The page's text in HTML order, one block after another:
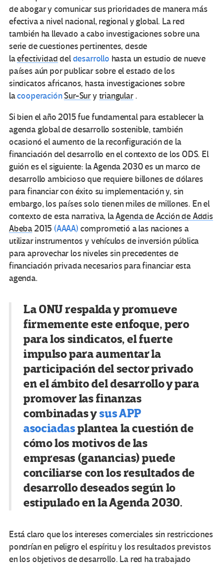
de abogar y comunicar sus prioridades de manera más
efectiva a nivel nacional, regional y global. La red
también ha llevado a cabo investigaciones sobre una
serie de cuestiones pertinentes, desde
laefectividaddeldesarrollo hasta un estudio de nueve
países aún por publicar sobre el estado de los
sindicatos africanos, hasta investigaciones sobre
lacooperaciónSur-Sury triangular.
Si bien el año 2015 fue fundamental para establecer la
agenda global de desarrollo sostenible, también
ocasionó el aumento de la reconfiguración de la
financiación del desarrollo en el contexto de los ODS. El
guión es el siguiente: la Agenda 2030 es un marco de
desarrollo ambicioso que requiere billones de dólares
para financiar con éxito su implementación y, sin
embargo, los países solo tienen miles de millones. En el
contexto de esta narrativa, laAgenda de Acción de Addis
Abeba2015(AAAA)comprometió a las naciones a
utilizar instrumentos y vehículos de inversión pública
para aprovechar los niveles sin precedentes de
financiación privada necesarios para financiar esta
agenda.
La ONU respalda y promueve
firmemente este enfoque, pero
para los sindicatos, el fuerte
impulso para aumentar la
participación del sector privado
en el ámbito del desarrollo y para
promover las finanzas
combinadas ysus APP
asociadasplantea la cuestión de
cómo los motivos de las
empresas (ganancias) puede
conciliarse con los resultados de
desarrollo deseados según lo
estipulado en la Agenda 2030.
Está claro que los intereses comerciales sin restricciones
pondrían en peligro el espíritu y los resultados previstos
en los objetivos de desarrollo. La red ha trabajado